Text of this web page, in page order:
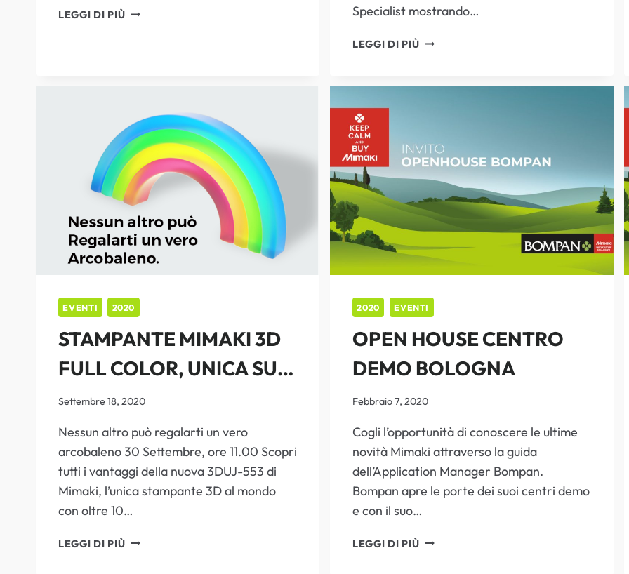
LEGGI DI PIÙBLACK
Specialist mostrando…
LEGGI DI PIÙSTAMPANTE
FULL
MERCATO.
SCOPRILA
PARTECIPANDO
AL
EVENTI 2020
STAMPANTE MIMAKI 3D
FULL COLOR, UNICA SUL
MERCATO. SCOPRILA
PARTECIPANDO AL
WEBINAR
Settembre 18, 2020
Nessun altro può regalarti un vero
arcobaleno 30 Settembre, ore 11.00 Scopri
tutti i vantaggi della nuova 3DUJ-553 di
Mimaki, l’unica stampante 3D al mondo
con oltre 10…
LEGGI DI PIÙSTAMPANTE
2020 EVENTI
OPEN HOUSE CENTRO
DEMO BOLOGNA
Febbraio 7, 2020
Cogli l’opportunità di conoscere le ultime
novità Mimaki attraverso la guida
dell’Application Manager Bompan.
Bompan apre le porte dei suoi centri demo
e con il suo…
LEGGI DI PIÙOPEN